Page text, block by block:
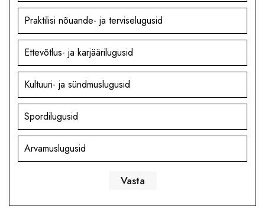
Praktilisi nõuande- ja terviselugusid
Ettevõtlus- ja karjäärilugusid
Kultuuri- ja sündmuslugusid
Spordilugusid
Arvamuslugusid